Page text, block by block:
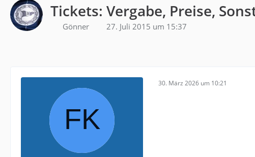
Tickets: Vergabe, Preise,
Gönner 27. Juli 2015 um 15:37
30. März 2026 um 10:21